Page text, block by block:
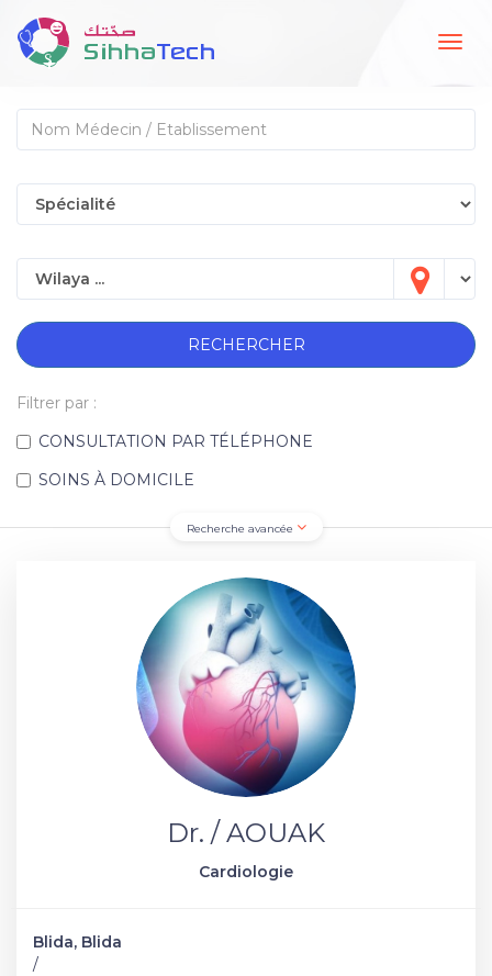
RECHERCHER
Filtrer par :
CONSULTATION PAR TÉLÉPHONE
SOINS À DOMICILE
Recherche avancée
Dr. / AOUAK
Cardiologie
Blida, Blida
/